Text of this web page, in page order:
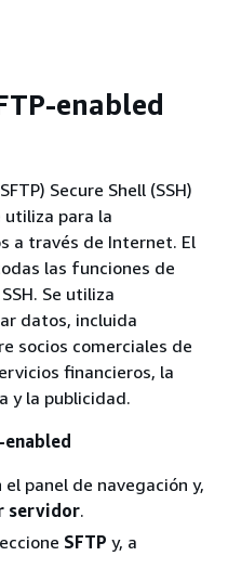
enabled
Secure Shell (SSH)
utiliza para la
a través de Internet. El
las funciones de
Se utiliza
datos, incluida
socios comerciales de
financieros, la
y la publicidad.
enabled
el panel de navegación y,
servidor.
SFTP y, a